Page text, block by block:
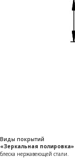
Виды покрытий
«Зеркальная полировка»
блеска нержавеющей стали.